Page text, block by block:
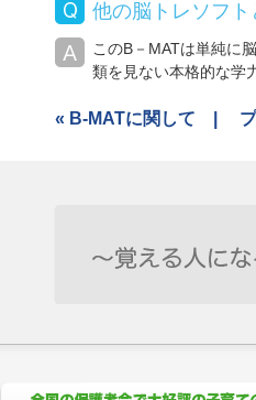
他の脳トレソフト
このB－MATは単純に
類を見ない本格的な学
« B-MATに関して |